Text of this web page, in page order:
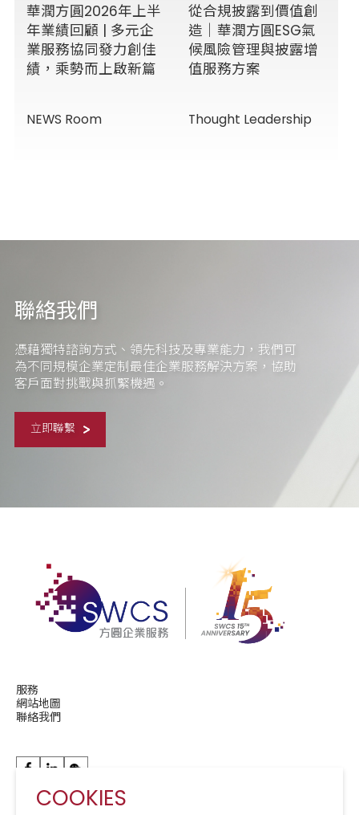
COOKIES
華潤方圓2026年上半
年業績回顧 | 多元企
業服務協同發力創佳
績，乘勢而上啟新篇
NEWS Room
從合規披露到價值創
造｜華潤方圓ESG氣
候風險管理與披露增
值服務方案
Thought Leadership
聯絡我們
憑藉獨特諮詢方式、領先科技及專業能力，我們可
為不同規模企業定制最佳企業服務解決方案，協助
客戶面對挑戰與抓緊機遇。
立即聯繫
服務
網站地圖
聯絡我們
華潤現代服務成員公司 A Member of CRCS